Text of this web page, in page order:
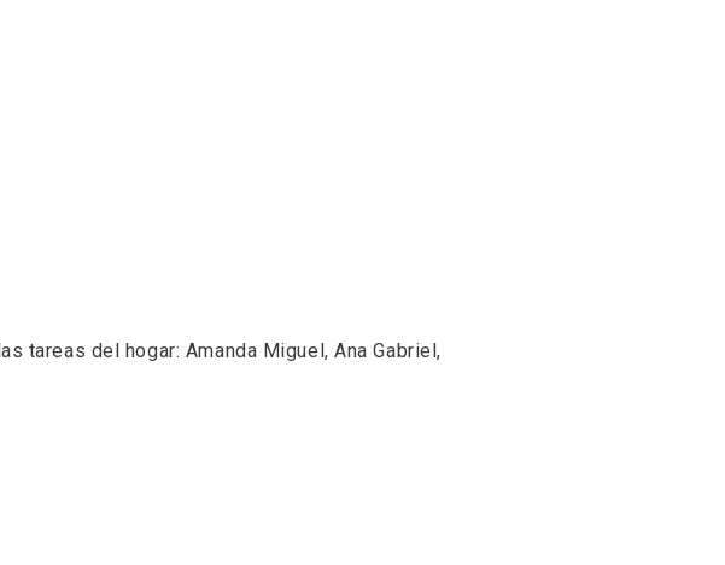
tareas del hogar: Amanda Miguel, Ana Gabriel,